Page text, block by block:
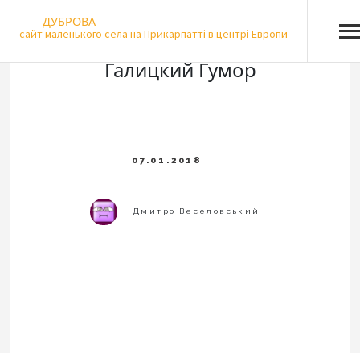
ДУБРОВА
сайт маленького села на Прикарпатті в центрі Европи
Галицкий Гумор